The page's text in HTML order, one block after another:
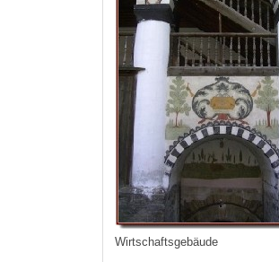
Wirtschaftsgebäude